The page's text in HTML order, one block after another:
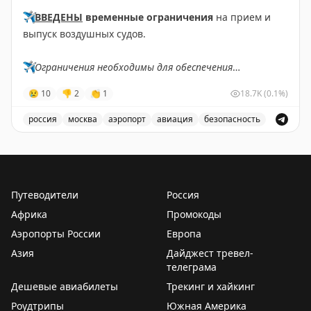
2PAXfly|Traveling For Miles
✈️ВВЕДЕНЫ временные ограничения на прием и
выпуск воздушных судов.
✈️Ограничения необходимы для обеспечения
✈️ Говорит Росавиация| MАХ
😢 10 👎 2 👏 1 18.7K(0.1%)
россия москва аэропорт авиация безопасность
Путеводители
Россия
Африка
Промокоды
Аэропорты России
Европа
Азия
Дайджест тревел-
телеграма
Дешевые авиабилеты
Трекинг и хайкинг
Роудтрипы
Южная Америка